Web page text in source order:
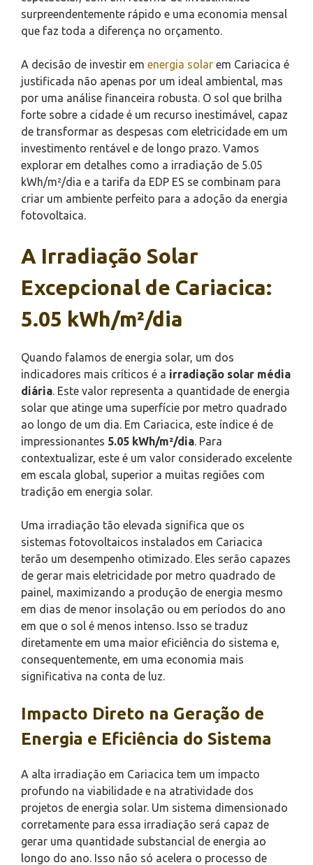
surpreendentemente rápido e uma economia mensal
que faz toda a diferença no orçamento.
A decisão de investir em energia solar em Cariacica é
justificada não apenas por um ideal ambiental, mas
por uma análise financeira robusta. O sol que brilha
forte sobre a cidade é um recurso inestimável, capaz
de transformar as despesas com eletricidade em um
investimento rentável e de longo prazo. Vamos
explorar em detalhes como a irradiação de 5.05
kWh/m²/dia e a tarifa da EDP ES se combinam para
criar um ambiente perfeito para a adoção da energia
fotovoltaica.
A Irradiação Solar
Excepcional de Cariacica:
5.05 kWh/m²/dia
Quando falamos de energia solar, um dos
indicadores mais críticos é a irradiação solar média
diária . Este valor representa a quantidade de energia
solar que atinge uma superfície por metro quadrado
ao longo de um dia. Em Cariacica, este índice é de
impressionantes 5.05 kWh/m²/dia . Para
contextualizar, este é um valor considerado excelente
em escala global, superior a muitas regiões com
tradição em energia solar.
Uma irradiação tão elevada significa que os
sistemas fotovoltaicos instalados em Cariacica
terão um desempenho otimizado. Eles serão capazes
de gerar mais eletricidade por metro quadrado de
painel, maximizando a produção de energia mesmo
em dias de menor insolação ou em períodos do ano
em que o sol é menos intenso. Isso se traduz
diretamente em uma maior eficiência do sistema e,
consequentemente, em uma economia mais
significativa na conta de luz.
Impacto Direto na Geração de
Energia e Eficiência do Sistema
A alta irradiação em Cariacica tem um impacto
profundo na viabilidade e na atratividade dos
projetos de energia solar. Um sistema dimensionado
corretamente para essa irradiação será capaz de
gerar uma quantidade substancial de energia ao
longo do ano. Isso não só acelera o processo de